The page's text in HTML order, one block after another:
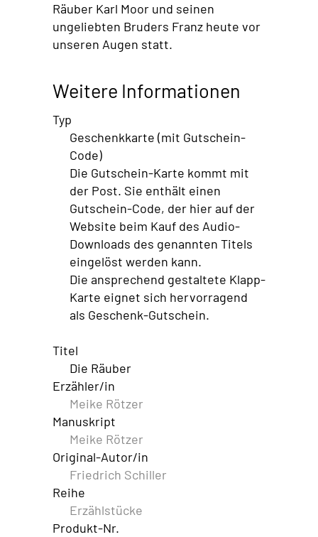
Räuber Karl Moor und seinen
ungeliebten Bruders Franz heute vor
unseren Augen statt.
Weitere Informationen
Typ
Geschenkkarte (mit Gutschein-
Code)
Die Gutschein-Karte kommt mit
der Post. Sie enthält einen
Gutschein-Code, der hier auf der
Website beim Kauf des Audio-
Downloads des genannten Titels
eingelöst werden kann.
Die ansprechend gestaltete Klapp-
Karte eignet sich hervorragend
als Geschenk-Gutschein.
Titel
Die Räuber
Erzähler/in
Meike Rötzer
Manuskript
Meike Rötzer
Original-Autor/in
Friedrich Schiller
Reihe
Erzählstücke
Produkt-Nr.